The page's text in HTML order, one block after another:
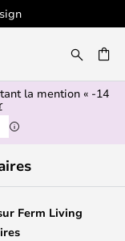
la mention « -14
Ferm Living